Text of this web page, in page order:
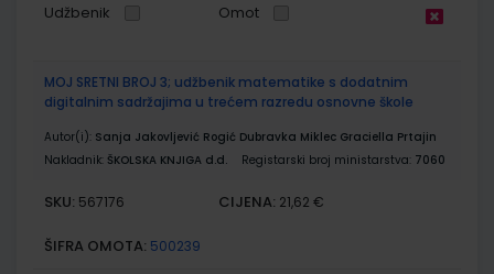
Udžbenik Omot
MOJ SRETNI BROJ 3; udžbenik matematike s dodatnim
digitalnim sadržajima u trećem razredu osnovne škole
Autor(i): Sanja Jakovljević Rogić Dubravka Miklec Graciella Prtajin
Nakladnik: ŠKOLSKA KNJIGA d.d. Registarski broj ministarstva: 7060
SKU: 567176 CIJENA: 21,62 €
ŠIFRA OMOTA: 500239